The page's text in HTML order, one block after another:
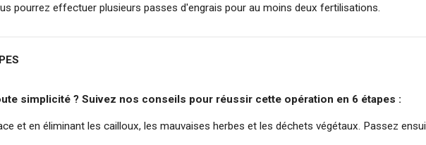
pourrez effectuer plusieurs passes d'engrais pour au moins deux fertilisations.
simplicité ? Suivez nos conseils pour réussir cette opération en 6 étapes :
et en éliminant les cailloux, les mauvaises herbes et les déchets végétaux. Passez